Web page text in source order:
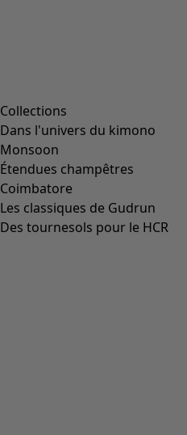
Collections
Dans l'univers du kimono
Monsoon
Étendues champêtres
Coimbatore
Les classiques de Gudrun
Des tournesols pour le HCR